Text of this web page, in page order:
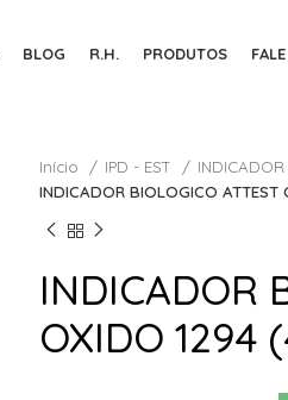
BLOG R.H. PRODUTOS
Início
IPD - EST
INDICADOR BIOLOGICO
INDICADOR
OXIDO 1294